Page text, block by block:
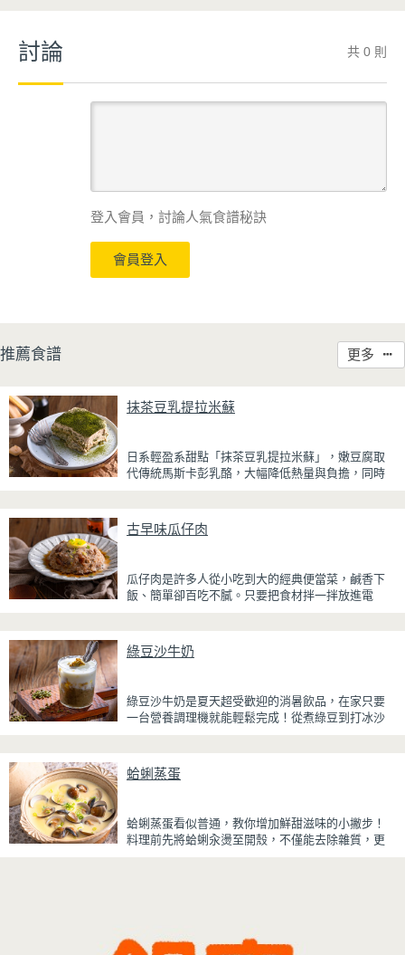
討論 共 0 則
登入會員，討論人氣食譜秘訣
會員登入
推薦食譜 更多
抹茶豆乳提拉米蘇
日系輕盈系甜點「抹茶豆乳提拉米蘇」，嫩豆腐取
代傳統馬斯卡彭乳酪，大幅降低熱量與負擔，同時
厚重，搭配帶微苦茶香的抹茶與香氣濃郁的黃豆
粉，甜而不膩，層次更加豐富。
吃到淡淡的茶香。相較於傳統提拉米蘇，這款更清
爽、更低負擔，無論是下午茶、飯後甜點，或是正
古早味瓜仔肉
瓜仔肉是許多人從小吃到大的經典便當菜，鹹香下
飯、簡單卻百吃不膩。只要把食材拌一拌放進電
蒸好的瓜仔肉鮮嫩多汁，絞肉吸飽脆瓜醬汁的甘甜
滿濃濃古早味，帶便當、配稀飯、配白飯都好吃，
讓人忍不住多扒好幾口飯，是一道簡單又美味的經
綠豆沙牛奶
綠豆沙牛奶是夏天超受歡迎的消暑飲品，在家只要
一台營養調理機就能輕鬆完成！從煮綠豆到打冰沙
先把綠豆煮到綿密鬆軟，再攪打成綠豆沙，最後跟
炎夏日一定要喝一杯！
蛤蜊蒸蛋
蛤蜊蒸蛋看似普通，教你增加鮮甜滋味的小撇步！
料理前先將蛤蜊汆燙至開殼，不僅能去除雜質，更
提香，簡單調味就能襯托食材原味，是一道全家人